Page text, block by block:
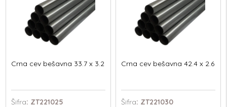
Crna cev bešavna 33.7 x 3.2
Šifra: ZT221025
Crna cev bešavna 42.4 x 2.6
Šifra: ZT221030